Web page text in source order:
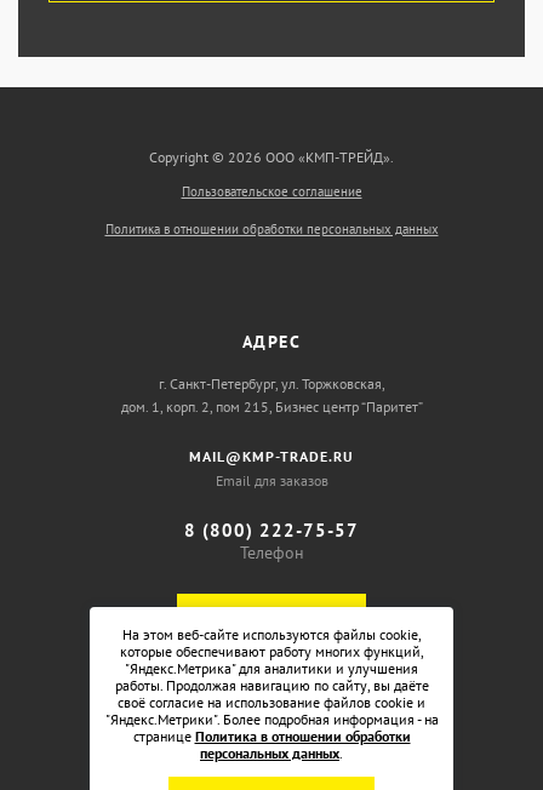
Copyright © 2026 ООО «КМП-ТРЕЙД».
Пользовательское соглашение
Политика в отношении обработки персональных данных
АДРЕС
г. Санкт-Петербург, ул. Торжковская,
дом. 1, корп. 2, пом 215, Бизнес центр “Паритет”
MAIL@KMP-TRADE.RU
Email для заказов
8 (800) 222-75-57
Телефон
На этом веб-сайте используются файлы cookie,
которые обеспечивают работу многих функций,
"Яндекс.Метрика" для аналитики и улучшения
работы. Продолжая навигацию по сайту, вы даёте
своё согласие на использование файлов cookie и
"Яндекс.Метрики". Более подробная информация - на
странице Политика в отношении обработки
персональных данных.